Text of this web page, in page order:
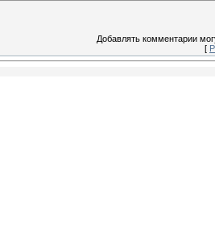
Добавлять комментарии
[